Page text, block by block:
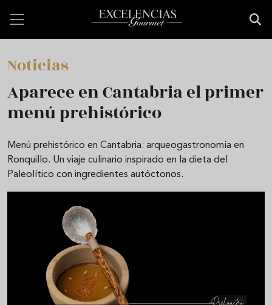
Noticias
Aparece en Cantabria el primer
menú prehistórico
Menú prehistórico en Cantabria: arqueogastronomía en
Ronquillo. Un viaje culinario inspirado en la dieta del
Paleolítico con ingredientes autóctonos.